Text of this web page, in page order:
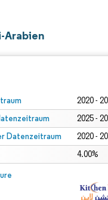
Arabien
2020 -
2025 -
Datenzeitraum 2020 -
4.00%